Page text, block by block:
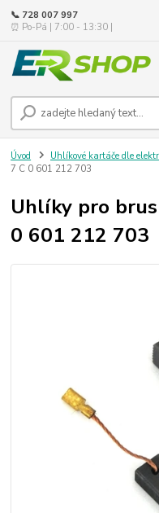
📞 728 007 997
⏰ Po-Pá | 7:00 - 13:30 |
Úvod Uhlíkové kartáče dle
7 C 0 601 212 703
Uhlíky pro
0 601 212 703